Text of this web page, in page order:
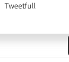
Tweetfull